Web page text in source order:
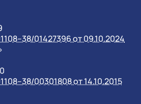
01427396 от 09.10.2024
00301808 от 14.10.2015